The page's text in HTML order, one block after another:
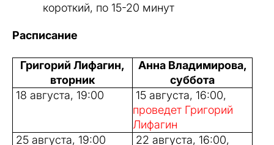
короткий, по 15-20 минут
Расписание
Григорий Лифагин,
вторник
Анна Владимирова,
суббота
18 августа, 19:00
15 августа, 16:00,
проведет Григорий
Лифагин
25 августа, 19:00
22 августа, 16:00,